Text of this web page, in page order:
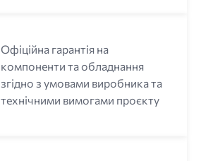
Офіційна гарантія на
компоненти та обладнання
згідно з умовами виробника та
технічними вимогами проєкту